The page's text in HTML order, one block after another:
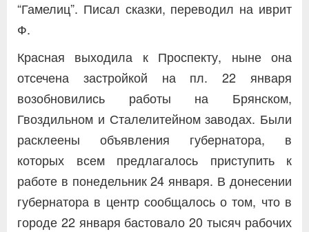
“Гамелиц”. Писал сказки, переводил на иврит
Ф.
Красная выходила к Проспекту, ныне она
отсечена застройкой на пл. 22 января
возобновились работы на Брянском,
Гвоздильном и Сталелитейном заводах. Были
расклеены объявления губернатора, в
которых всем предлагалось приступить к
работе в понедельник 24 января. В донесении
губернатора в центр сообщалось о том, что в
городе 22 января бастовало 20 тысяч рабочих